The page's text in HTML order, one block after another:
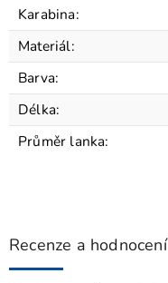
Karabina:
Materiál:
Barva:
Délka:
Průměr lanka:
Recenze a hodnocení